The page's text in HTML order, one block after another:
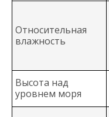
Относительная
влажность
Высота над
уровнем моря